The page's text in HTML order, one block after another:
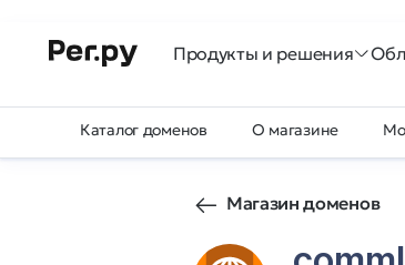
Продукты и решения
Каталог доменов О магазине
Магазин доменов